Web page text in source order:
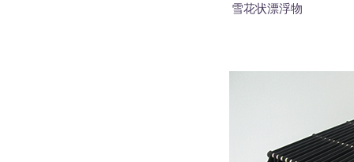
雪花状漂浮物